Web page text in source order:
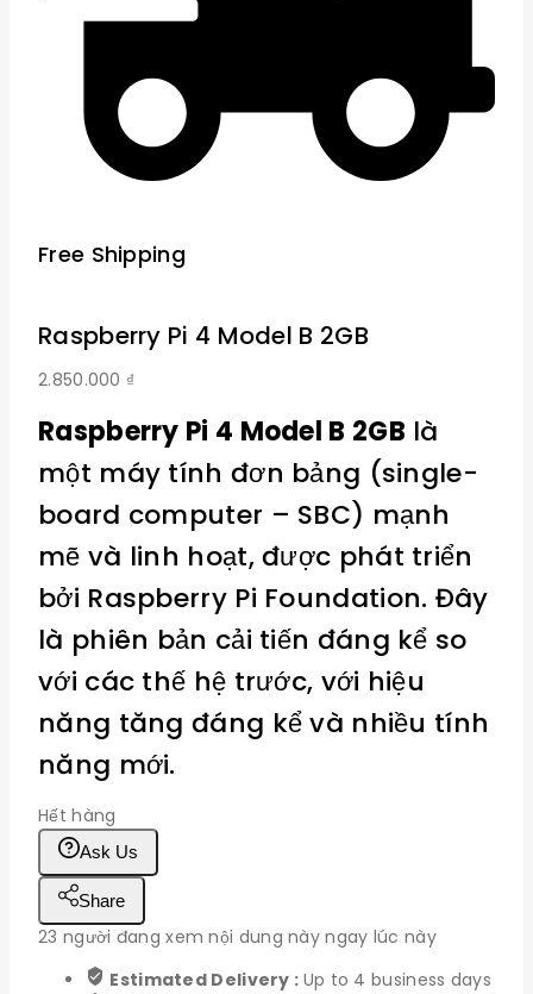
Free Shipping
Raspberry Pi 4 Model B 2GB
2.850.000 ₫
Raspberry Pi 4 Model B 2GB là
một máy tính đơn bảng (single-
board computer – SBC) mạnh
mẽ và linh hoạt, được phát triển
bởi Raspberry Pi Foundation. Đây
là phiên bản cải tiến đáng kể so
với các thế hệ trước, với hiệu
năng tăng đáng kể và nhiều tính
năng mới.
Hết hàng
Ask Us
Share
23 người đang xem nội dung này ngay lúc này
Estimated Delivery : Up to 4 business days